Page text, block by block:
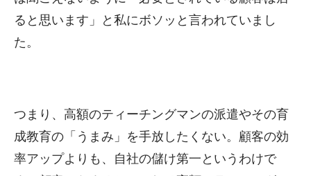
ると思います」と私にボソッと言われていまし
た。
つまり、高額のティーチングマンの派遣やその育
成教育の「うまみ」を手放したくない。顧客の効
率アップよりも、自社の儲け第一というわけで